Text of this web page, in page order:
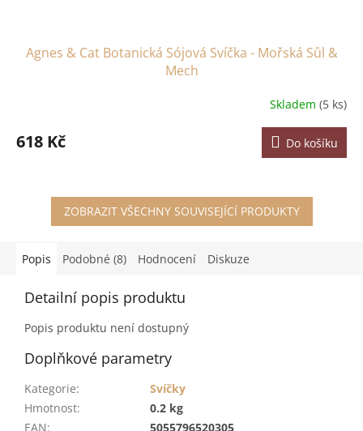
Agnes & Cat Botanická Sójová Svíčka - Mořská Sůl &
Mech
Skladem (5 ks)
618 Kč Do košíku
ZOBRAZIT VŠECHNY SOUVISEJÍCÍ PRODUKTY
Popis Podobné (8) Hodnocení Diskuze
Detailní popis produktu
Popis produktu není dostupný
Doplňkové parametry
Kategorie:
Svíčky
Hmotnost:
0.2 kg
EAN:
5055796520305